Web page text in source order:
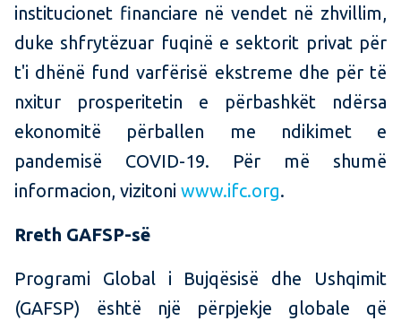
institucionet financiare në vendet në zhvillim,
duke shfrytëzuar fuqinë e sektorit privat për
t'i dhënë fund varfërisë ekstreme dhe për të
nxitur prosperitetin e përbashkët ndërsa
ekonomitë përballen me ndikimet e
pandemisë COVID-19. Për më shumë
informacion, vizitoni www.ifc.org.
Rreth GAFSP-së
Programi Global i Bujqësisë dhe Ushqimit
(GAFSP) është një përpjekje globale që